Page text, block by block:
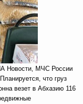
Новости, МЧС России
что груз
везет в Абхазию 116